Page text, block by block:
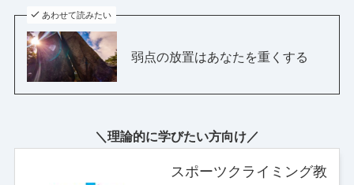
あわせて読みたい
弱点の放置はあなたを重くする
＼理論的に学びたい方向け／
スポーツクライミング教